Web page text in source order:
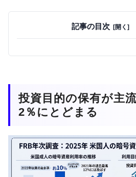
記事の目次
投資目的の保有が主
2％にとどまる